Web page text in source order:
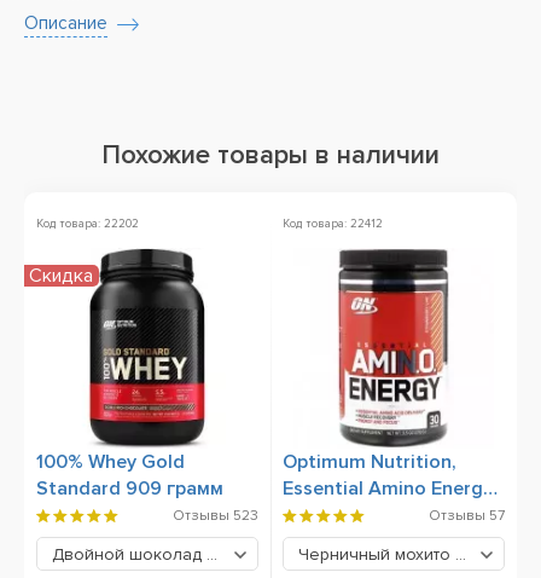
Описание
Похожие товары в наличии
Код товара: 22202
100% Whey Gold
Standard 909 грамм
Отзывы 523
Двойной шоколад
2039 грн
Скидка
Код товара: 22412
Optimum Nutrition,
Essential Amino Energy,
270 грамм
Отзывы 57
Черничный мохито
779 грн